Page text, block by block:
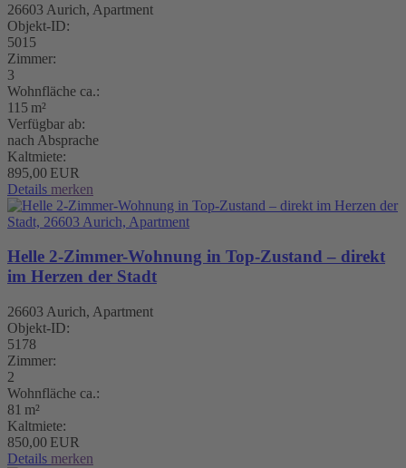
26603 Aurich, Apartment
Objekt-ID:
5015
Zimmer:
3
Wohnfläche ca.:
115 m²
Verfügbar ab:
nach Absprache
Kaltmiete:
895,00 EUR
Details merken
Helle 2-Zimmer-Wohnung in Top-Zustand – direkt
im Herzen der Stadt
26603 Aurich, Apartment
Objekt-ID:
5178
Zimmer:
2
Wohnfläche ca.:
81 m²
Kaltmiete:
850,00 EUR
Details merken